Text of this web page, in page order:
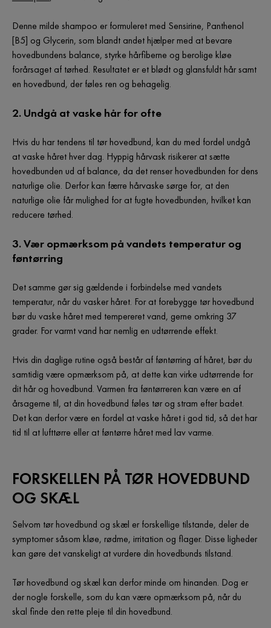
Denne milde shampoo er formuleret med Sensirine, Panthenol
[B5] og Glycerin, som blandt andet hjælper med at bevare
hovedbundens balance, styrke hårfiberne og berolige kløe
forårsaget af tørhed. Resultatet er et blødt og glansfuldt hår samt
en hovedbund, der føles ren og behagelig.
2. Undgå at vaske hår for ofte
Hvis du har tendens til tør hovedbund, kan du med fordel undgå
at vaske håret hver dag. Hyppig hårvask risikerer at sætte
hovedbunden ud af balance, da det renser hovedbunden for dens
naturlige olie. Derfor kan færre hårvaske sørge for, at den
naturlige olie får mulighed for at fugte hovedbunden, hvilket kan
reducere tørhed.
3. Vær opmærksom på vandets temperatur og
føntørring
Det samme gør sig gældende i forbindelse med vandets
temperatur, når du vasker håret. For at forebygge tør hovedbund
bør du vaske håret med tempereret vand, gerne omkring 37
grader. For varmt vand har nemlig en udtørrende effekt.
Hvis din daglige rutine også består af føntørring af håret, bør du
samtidig være opmærksom på, at dette kan virke udtørrende for
dit hår og hovedbund. Varmen fra føntørreren kan være en af
årsagerne til, at din hovedbund føles tør og stram efter badet.
Det kan derfor være en fordel at vaske håret i god tid, så det har
tid til at lufttørre eller at føntørre håret med lav varme.
FORSKELLEN PÅ TØR HOVEDBUND
OG SKÆL
Selvom tør hovedbund og skæl er forskellige tilstande, deler de
symptomer såsom kløe, rødme, irritation og flager. Disse ligheder
kan gøre det vanskeligt at vurdere din hovedbunds tilstand.
Tør hovedbund og skæl kan derfor minde om hinanden. Dog er
der nogle forskelle, som du kan være opmærksom på, når du
skal finde den rette pleje til din hovedbund.